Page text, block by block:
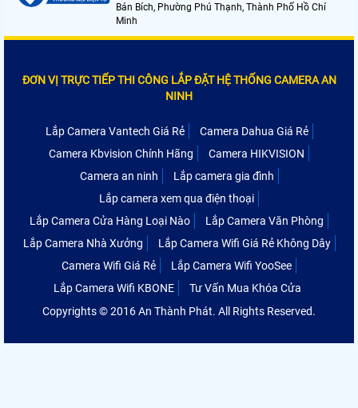
Bán Bích, Phường Phú Thạnh, Thành Phố Hồ Chí
Minh
ĐƠN VỊ TRỰC TIẾP THI CÔNG LẮP ĐẶT HỆ THỐNG CAMERA AN
NINH
Lắp Camera Vantech Giá Rẻ
Camera Dahua Giá Rẻ
Camera Kbvision Chính Hãng
Camera HIKVISION
Camera an ninh
Lắp camera gia đình
Lắp camera xem qua điện thoại
Lắp Camera Cửa Hàng Loại Nào
Lắp Camera Văn Phòng
Lắp Camera Nhà Xưởng
Lắp Camera Wifi Giá Rẻ Không Dây
Camera Wifi Giá Rẻ
Lắp Camera Wifi YooSee
Lắp Camera Wifi KBONE
Tư Vấn Mua Khóa Cửa
Copyrights © 2016 An Thành Phát. All Rights Reserved.